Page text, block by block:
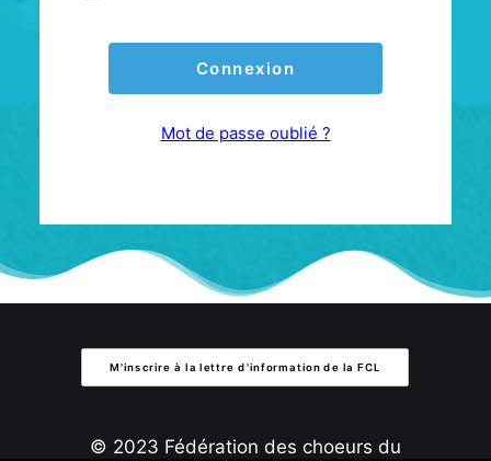
Mot de passe oublié ?
M'inscrire à la lettre d'information de la FCL
© 2023 Fédération des choeurs du